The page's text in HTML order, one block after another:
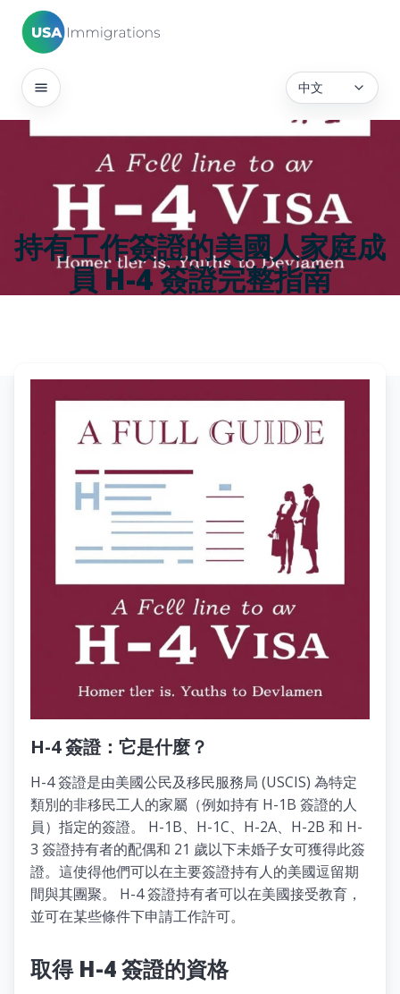
中文
持有工作簽證的美國人家庭成
員 H-4 簽證完整指南
H-4 簽證：它是什麼？
H-4 簽證是由美國公民及移民服務局 (USCIS) 為特定
類別的非移民工人的家屬（例如持有 H-1B 簽證的人
員）指定的簽證。 H-1B、H-1C、H-2A、H-2B 和 H-
3 簽證持有者的配偶和 21 歲以下未婚子女可獲得此簽
證。這使得他們可以在主要簽證持有人的美國逗留期
間與其團聚。 H-4 簽證持有者可以在美國接受教育，
並可在某些條件下申請工作許可。
取得 H-4 簽證的資格